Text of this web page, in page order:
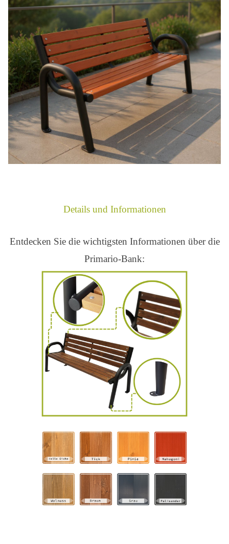
Details und Informationen
Entdecken Sie die wichtigsten Informationen über die
Primario-Bank: